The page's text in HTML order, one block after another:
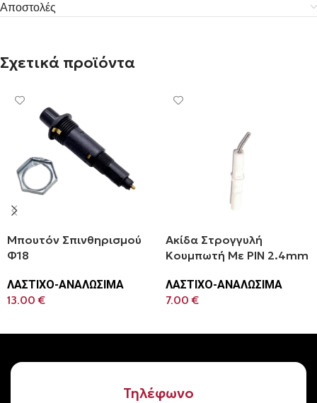
Αποστολές
Σχετικά προϊόντα
Μπουτόν Σπινθηρισμού
Φ18
ΛΑΣΤΙΧΟ-ΑΝΑΛΩΣΙΜΑ
13.00€
Ακίδα Στρογγυλή
Κουμπωτή Με PIN 2.4mm
ΛΑΣΤΙΧΟ-ΑΝΑΛΩΣΙΜΑ
7.00€
Τηλέφωνο